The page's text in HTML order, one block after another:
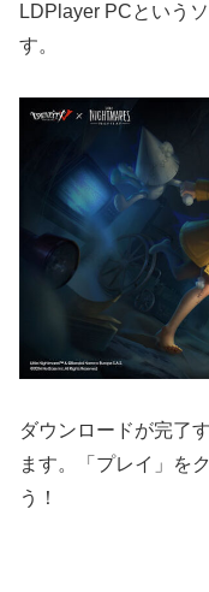
LDPlayer PCという
す。
ダウンロードが完了
ます。「プレイ」を
う！